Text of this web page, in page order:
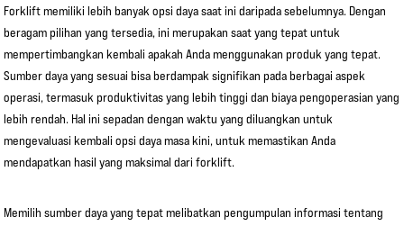
Forklift memiliki lebih banyak opsi daya saat ini daripada sebelumnya. Dengan
beragam pilihan yang tersedia, ini merupakan saat yang tepat untuk
mempertimbangkan kembali apakah Anda menggunakan produk yang tepat.
Sumber daya yang sesuai bisa berdampak signifikan pada berbagai aspek
operasi, termasuk produktivitas yang lebih tinggi dan biaya pengoperasian yang
lebih rendah. Hal ini sepadan dengan waktu yang diluangkan untuk
mengevaluasi kembali opsi daya masa kini, untuk memastikan Anda
mendapatkan hasil yang maksimal dari forklift.
Memilih sumber daya yang tepat melibatkan pengumpulan informasi tentang